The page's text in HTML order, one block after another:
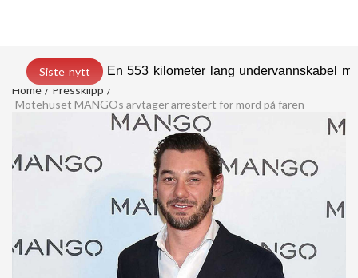
Siste nytt
En 553 kilometer lang undervannskabel
Home
Pressklipp
Motehuset MANGOs arvtager arrestert for mord på faren